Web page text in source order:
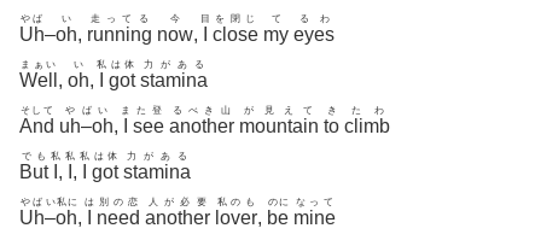
Uh
やば
–oh
い
, running
走ってる
now
今
,
目
close
を閉じ
my
て
eyes
るわ
Well
まぁい
, oh
い
,
私
got
は体
stamina
力がある
And
そして
uh
や
–
ば
oh
い
,
ま
see
た登
another
るべき山
mountain
が見えて
to
き
climb
たわ
But
でも 私
,
私
,
私
got
は体
stamina
力がある
Uh
やば
–
い
oh
私に
,
は
need
別の恋
another
人が必要
lover
私のも
, be
のに
mine
なって